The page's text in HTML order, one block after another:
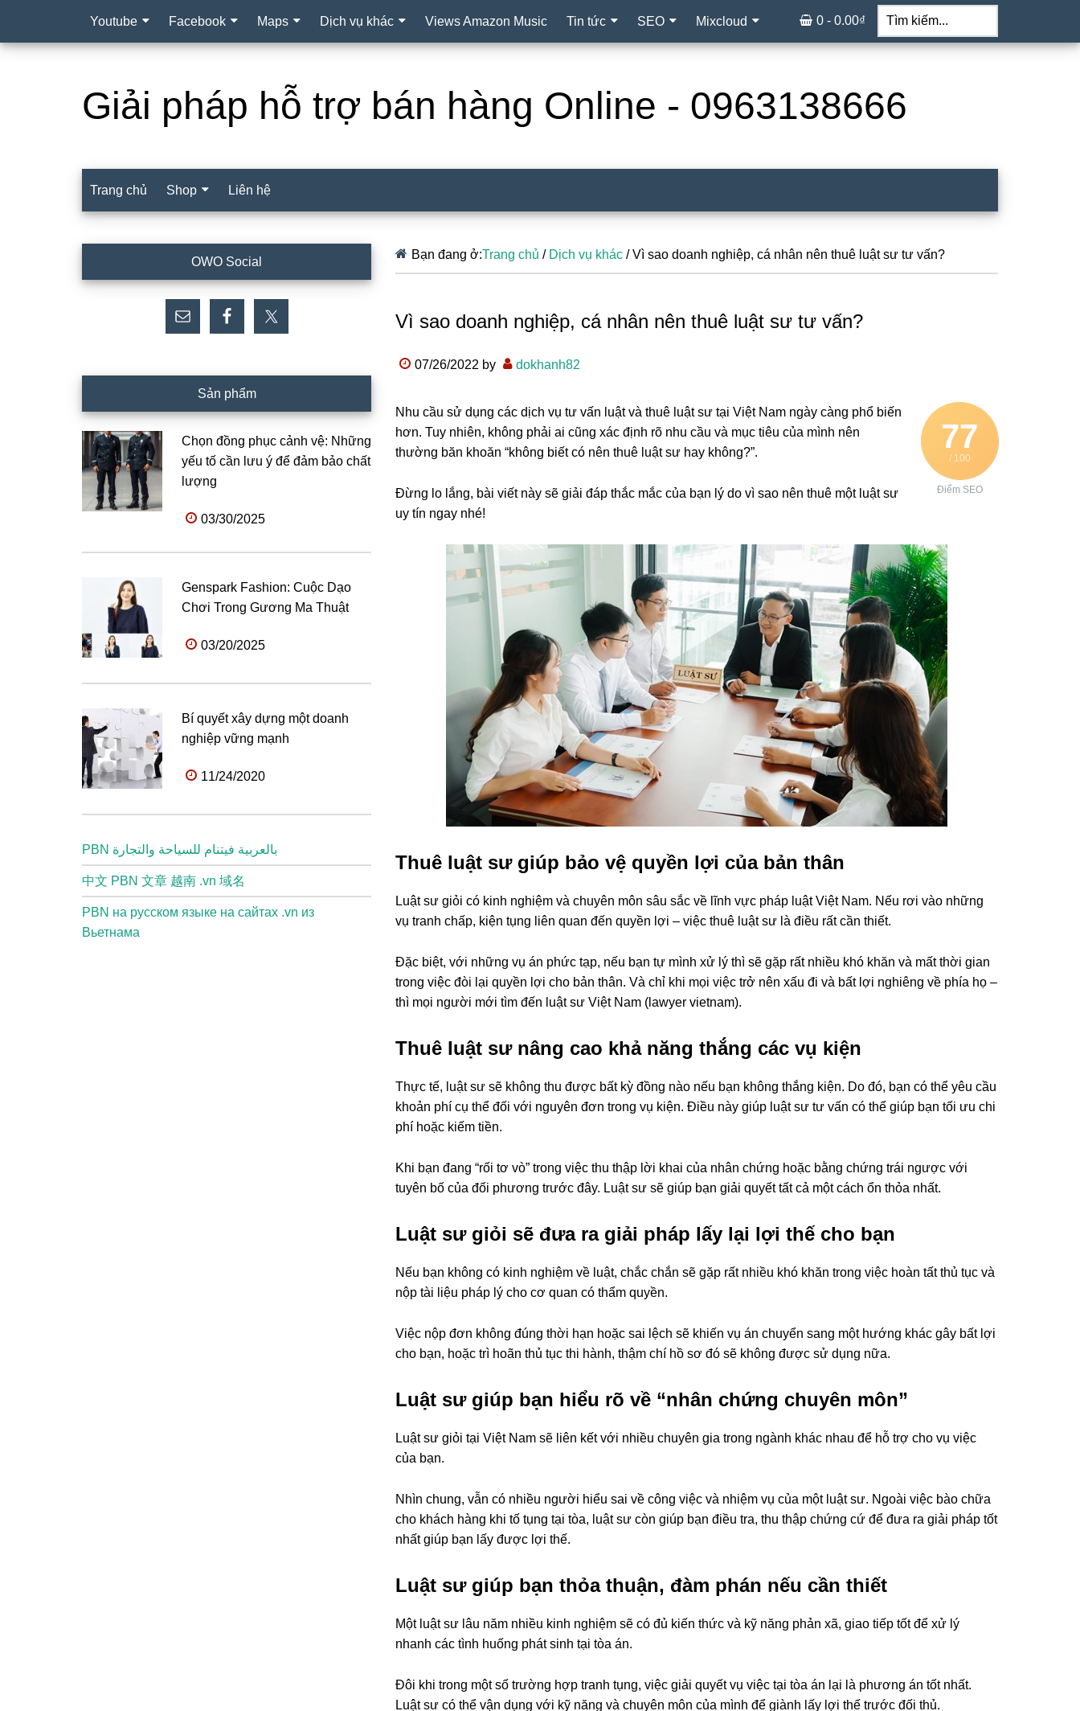
Youtube Facebook Maps Dịch vụ khác Views Amazon Music Tin tức SEO Mixcloud
Tìm
kiếm...
0 - 0.00₫
Giải pháp hỗ trợ bán hàng Online - 0963138666
Trang chủ Shop Liên hệ
Bạn đang ở:Trang chủ / Dịch vụ khác /Vì sao doanh nghiệp, cá nhân nên thuê luật sư tư vấn?
Vì sao doanh nghiệp, cá nhân nên thuê luật sư tư vấn?
07/26/2022 by dokhanh82
77
/ 100
Điểm SEO
Nhu cầu sử dụng các dịch vụ tư vấn luật và thuê luật sư tại Việt Nam ngày càng phổ biến
hơn. Tuy nhiên, không phải ai cũng xác định rõ nhu cầu và mục tiêu của mình nên
thường băn khoăn “không biết có nên thuê luật sư hay không?”.
Đừng lo lắng, bài viết này sẽ giải đáp thắc mắc của bạn lý do vì sao nên thuê một luật sư
uy tín ngay nhé!
Thuê luật sư giúp bảo vệ quyền lợi của bản thân
Luật sư giỏi có kinh nghiệm và chuyên môn sâu sắc về lĩnh vực pháp luật Việt Nam. Nếu rơi vào những
vụ tranh chấp, kiện tụng liên quan đến quyền lợi – việc thuê luật sư là điều rất cần thiết.
Đặc biệt, với những vụ án phức tạp, nếu bạn tự mình xử lý thì sẽ gặp rất nhiều khó khăn và mất thời gian
trong việc đòi lại quyền lợi cho bản thân. Và chỉ khi mọi việc trở nên xấu đi và bất lợi nghiêng về phía họ –
thì mọi người mới tìm đến luật sư Việt Nam (lawyer vietnam).
Thuê luật sư nâng cao khả năng thắng các vụ kiện
Thực tế, luật sư sẽ không thu được bất kỳ đồng nào nếu bạn không thắng kiện. Do đó, bạn có thể yêu cầu
khoản phí cụ thể đối với nguyên đơn trong vụ kiện. Điều này giúp luật sư tư vấn có thể giúp bạn tối ưu chi
phí hoặc kiếm tiền.
Khi bạn đang “rối tơ vò” trong việc thu thập lời khai của nhân chứng hoặc bằng chứng trái ngược với
tuyên bố của đối phương trước đây. Luật sư sẽ giúp bạn giải quyết tất cả một cách ổn thỏa nhất.
Luật sư giỏi sẽ đưa ra giải pháp lấy lại lợi thế cho bạn
Nếu bạn không có kinh nghiệm về luật, chắc chắn sẽ gặp rất nhiều khó khăn trong việc hoàn tất thủ tục và
nộp tài liệu pháp lý cho cơ quan có thẩm quyền.
Việc nộp đơn không đúng thời hạn hoặc sai lệch sẽ khiến vụ án chuyển sang một hướng khác gây bất lợi
cho bạn, hoặc trì hoãn thủ tục thi hành, thậm chí hồ sơ đó sẽ không được sử dụng nữa.
Luật sư giúp bạn hiểu rõ về “nhân chứng chuyên môn”
Luật sư giỏi tại Việt Nam sẽ liên kết với nhiều chuyên gia trong ngành khác nhau để hỗ trợ cho vụ việc
của bạn.
Nhìn chung, vẫn có nhiều người hiểu sai về công việc và nhiệm vụ của một luật sư. Ngoài việc bào chữa
cho khách hàng khi tố tụng tại tòa, luật sư còn giúp bạn điều tra, thu thập chứng cứ để đưa ra giải pháp tốt
nhất giúp bạn lấy được lợi thế.
Luật sư giúp bạn thỏa thuận, đàm phán nếu cần thiết
Một luật sư lâu năm nhiều kinh nghiệm sẽ có đủ kiến thức và kỹ năng phản xã, giao tiếp tốt để xử lý
nhanh các tình huống phát sinh tại tòa án.
Đôi khi trong một số trường hợp tranh tụng, việc giải quyết vụ việc tại tòa án lại là phương án tốt nhất.
Luật sư có thể vận dụng với kỹ năng và chuyên môn của mình để giành lấy lợi thế trước đối thủ.
chính
OWO Social
Sản phẩm
Chọn đồng phục cảnh vệ: Những
yếu tố cần lưu ý để đảm bảo chất
lượng
03/30/2025
Genspark Fashion: Cuộc Dạo
Chơi Trong Gương Ma Thuật
03/20/2025
Bí quyết xây dựng một doanh
nghiệp vững mạnh
11/24/2020
PBN بالعربية فيتنام للسياحة والتجارة
中文 PBN 文章 越南 .vn 域名
PBN на русском языке на сайтах .vn из
Вьетнама